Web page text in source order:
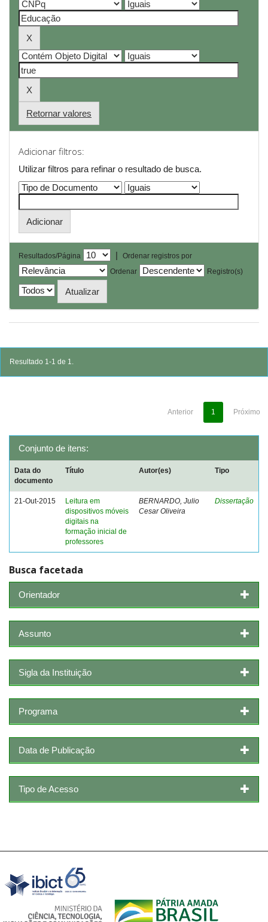
Retornar valores
Adicionar filtros:
Utilizar filtros para refinar o resultado de busca.
Resultados/Página |
Ordenar registros por
Ordenar
Registro(s)
Resultado 1-1 de 1.
Anterior 1 Próximo
Conjunto de itens:
Data do
documento
Título Autor(es) Tipo
21-Out-2015
Leitura em
dispositivos móveis
digitais na
formação inicial de
professores
BERNARDO, Julio
Cesar Oliveira
Dissertação
Busca facetada
Orientador
Assunto
Sigla da Instituição
Programa
Data de Publicação
Tipo de Acesso